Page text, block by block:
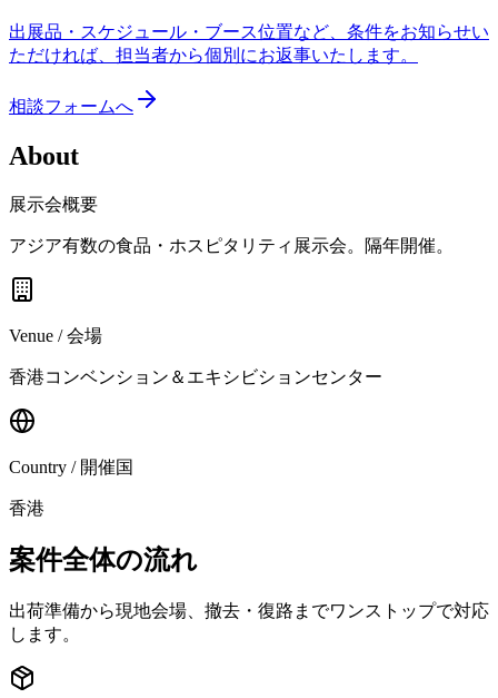
出展品・スケジュール・ブース位置など、条件をお知らせい
ただければ、担当者から個別にお返事いたします。
相談フォームへ
About
展示会概要
アジア有数の食品・ホスピタリティ展示会。隔年開催。
Venue / 会場
香港コンベンション＆エキシビションセンター
Country / 開催国
香港
案件全体の流れ
出荷準備から現地会場、撤去・復路までワンストップで対応
します。